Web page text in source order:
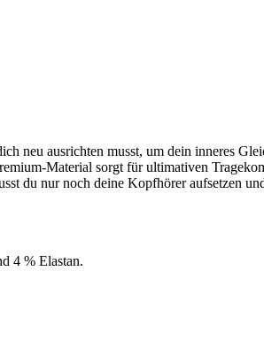
neu ausrichten musst, um dein inneres
Material sorgt für ultimativen
du nur noch deine Kopfhörer aufsetzen
4 % Elastan.